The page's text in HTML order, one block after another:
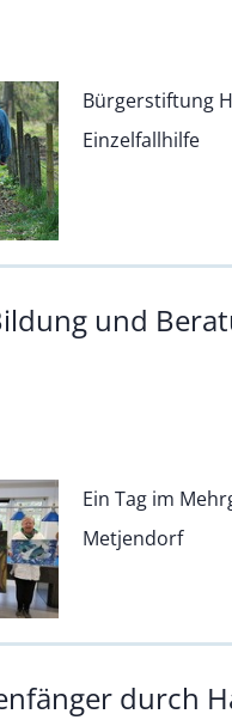
Bürgerstiftung
Einzelfallhilfe
und
Ein Tag im
Metjendorf
durch